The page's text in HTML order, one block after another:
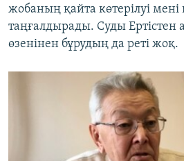
жобаның қайта көтерілуі мені
таңғалдырады. Суды Ертістен
өзенінен бұрудың да реті жоқ.